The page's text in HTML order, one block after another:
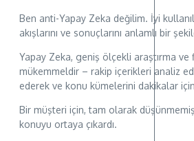
Ben anti-Yapay Zeka değilim. İyi
akışlarını ve sonuçlarını anlamlı bir
Yapay Zeka, geniş ölçekli araştırma
mükemmeldir – rakip içerikleri analiz
ederek ve konu kümelerini dakikalar
Bir müşteri için, tam olarak
konuyu ortaya çıkardı.